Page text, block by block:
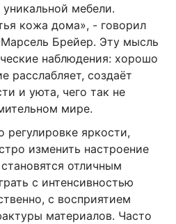
мебели.
кожа дома», - говорил
Брейер. Эту мысль
наблюдения: хорошо
расслабляет, создаёт
и уюта, чего так не
мире.
регулировке яркости,
изменить настроение
отличным
с интенсивностью
с восприятием
материалов. Часто